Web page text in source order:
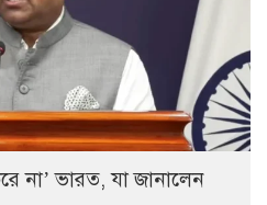
না’ ভারত, যা জানালেন